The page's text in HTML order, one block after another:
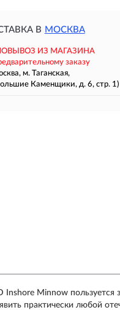
В МОСКВА
ИЗ МАГАЗИНА
заказу
м. Таганская,
Каменщики, д. 6, стр. 1)
Inshore Minnow пользуется
практически любой